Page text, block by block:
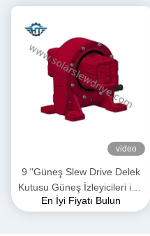
video
9 "Güneş Slew Drive Delek
Kutusu Güneş İzleyicileri için
Yüksek Sahiplik Dönem
En İyi Fiyatı Bulun